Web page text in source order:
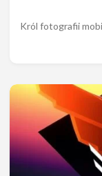
Król fotografii